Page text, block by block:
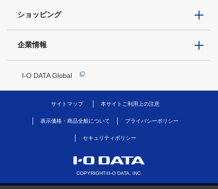
ショッピング
企業情報
I-O DATA Global
サイトマップ 本サイトご利用上の注意
表示価格・商品全般について プライバシーポリシー
セキュリティポリシー
COPYRIGHT©I-O DATA, INC.